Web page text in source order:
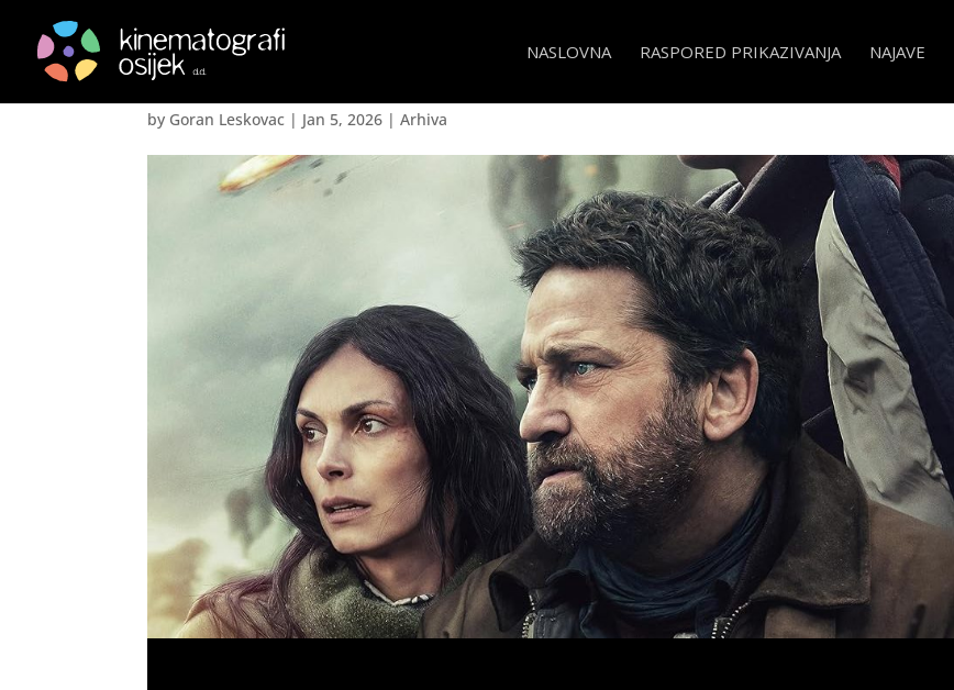
NASLOVNA RASPORED PRIKAZIVANJA NAJAVE
Greenland 2: Migracija- Greenland 2: Migration
by Goran Leskovac | Jan 5, 2026 |Arhiva